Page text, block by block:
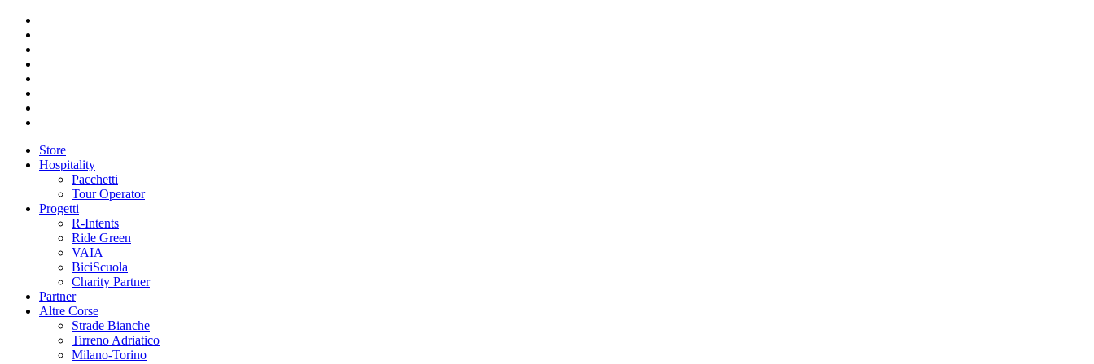
Store
Hospitality
Pacchetti
Tour Operator
Progetti
R-Intents
Ride Green
VAIA
BiciScuola
Charity Partner
Partner
Altre Corse
Strade Bianche
Tirreno Adriatico
Milano-Torino